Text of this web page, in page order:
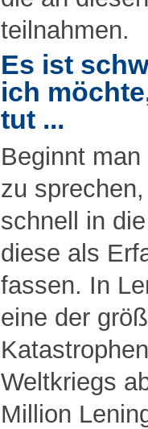
teilnahmen.
Es ist
ich
tut ...
Beginnt
zu
schnell in
diese als
fassen. In
eine der
Weltkriegs
Million